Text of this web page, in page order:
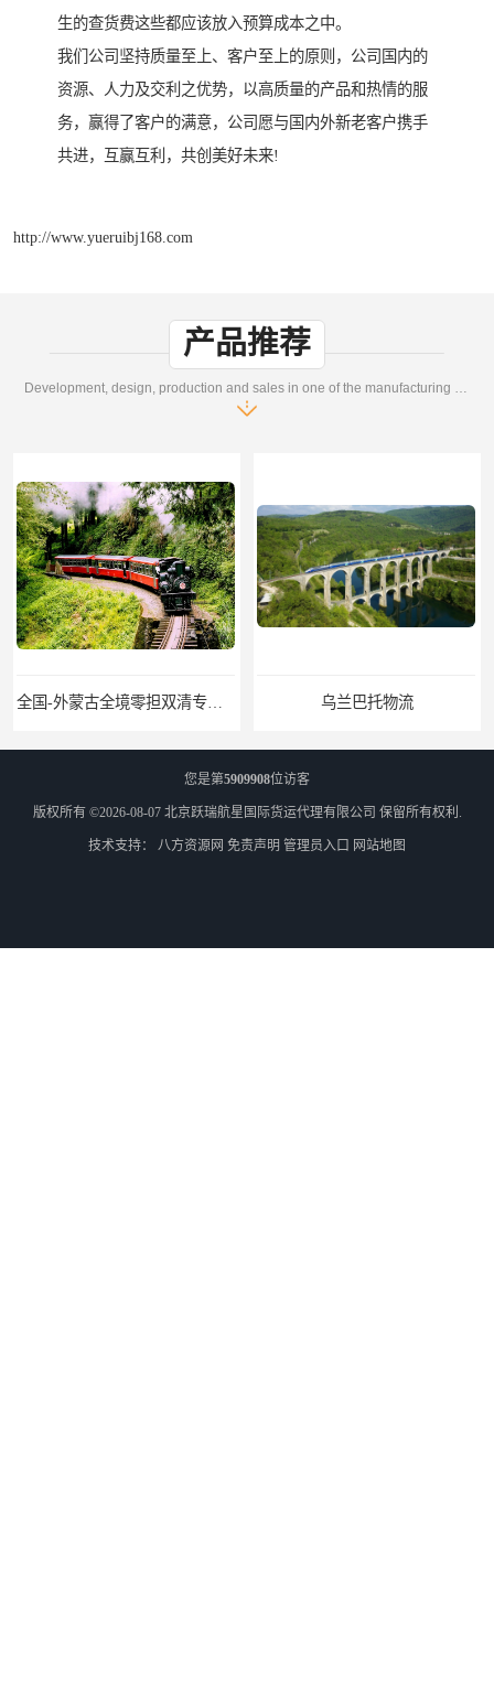
生的查货费这些都应该放入预算成本之中。
我们公司坚持质量至上、客户至上的原则，公司国内的
资源、人力及交利之优势，以高质量的产品和热情的服
务，赢得了客户的满意，公司愿与国内外新老客户携手
共进，互赢互利，共创美好未来!
http://www.yueruibj168.com
产品推荐
Development, design, production and sales in one of the manufacturing enterprises
乌兰巴托物流 外蒙古货运
您是第5909908位访客
版权所有 ©2026-08-07 北京跃瑞航星国际货运代理有限公司 保留所有权利.
技术支持： 八方资源网 免责声明 管理员入口 网站地图